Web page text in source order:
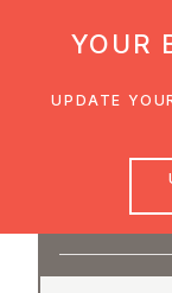
YOUR
UPDATE